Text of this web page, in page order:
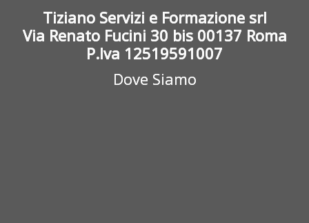
Tiziano Servizi e Formazione srl
Via Renato Fucini 30 bis 00137 Roma
P.Iva 12519591007
Dove Siamo